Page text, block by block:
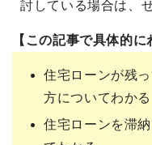
討している場合は、
【この記事で具体的に
住宅ローンが残
方についてわかる
住宅ローンを滞